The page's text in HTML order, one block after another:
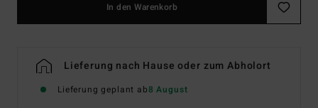
In den Warenkorb
Lieferung nach Hause oder zum Abholort
Lieferung geplant ab8 August